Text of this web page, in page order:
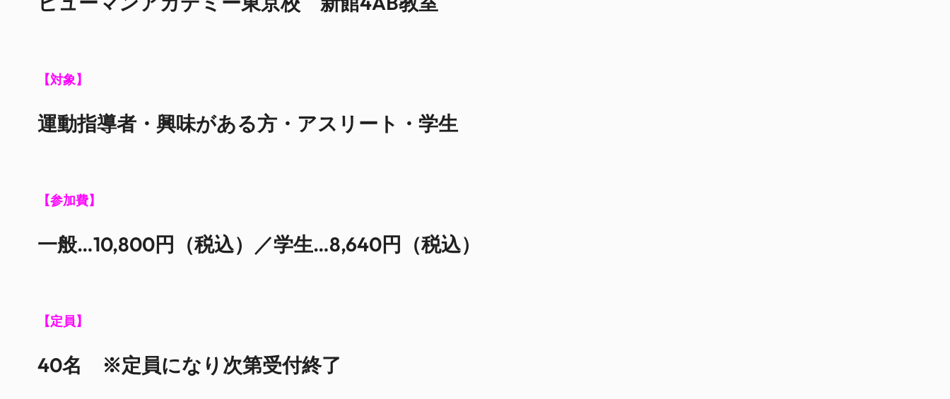
【対象】
運動指導者・興味がある方・アスリート・学生
【参加費】
一般…10,800円（税込）／学生…8,640円（税込）
【定員】
40名 ※定員になり次第受付終了